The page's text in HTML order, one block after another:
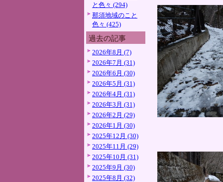
と色々 (294)
那須地域のこと
色々 (425)
過去の記事
2026年8月 (7)
2026年7月 (31)
2026年6月 (30)
2026年5月 (31)
2026年4月 (31)
2026年3月 (31)
2026年2月 (29)
2026年1月 (30)
2025年12月 (30)
2025年11月 (29)
2025年10月 (31)
2025年9月 (30)
2025年8月 (32)